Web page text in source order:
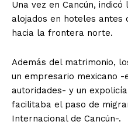
Una vez en Cancún,
alojados en hoteles antes
hacia la frontera norte.
Además del matrimonio,
un empresario mexicano
autoridades- y un
facilitaba el paso de
Internacional de Cancún-.